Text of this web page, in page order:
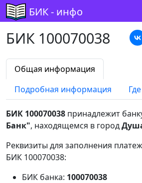
БИК - инфо
БИК 100070038
Общая информация
Подробная информация
БИК 100070038 принадлежит
Банк", находящемся в город
Реквизиты для заполнения
БИК 100070038:
БИК банка: 100070038